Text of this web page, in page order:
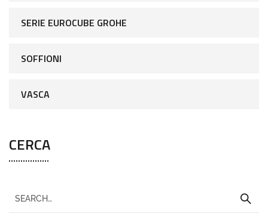
SERIE EUROCUBE GROHE
SOFFIONI
VASCA
CERCA